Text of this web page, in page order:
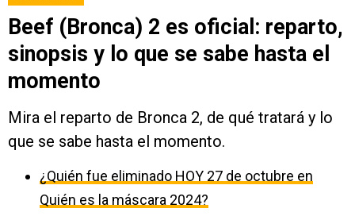
Beef (Bronca) 2 es oficial: reparto,
sinopsis y lo que se sabe hasta el
momento
Mira el reparto de Bronca 2, de qué tratará y lo
que se sabe hasta el momento.
¿Quién fue eliminado HOY 27 de octubre en
Quién es la máscara 2024?